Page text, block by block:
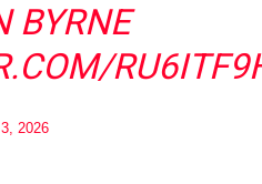
BYRNE
2026